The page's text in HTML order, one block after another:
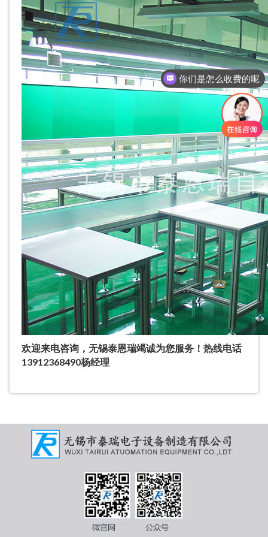
欢迎来电咨询，无锡泰恩瑞竭诚为您服务！热线电话
13912368490杨经理
你们是怎么收费的呢